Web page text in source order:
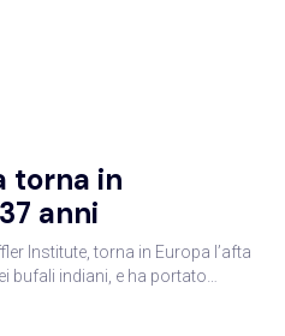
torna in
anni
Institute, torna in Europa l’afta
bufali indiani, e ha portato